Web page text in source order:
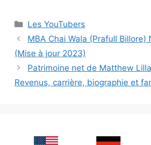
Categories
Les YouTubers
MBA Chai Wala (Prafull Billore)
(Mise à jour 2023)
Patrimoine net de Matthew
Revenus, carrière, biographie et